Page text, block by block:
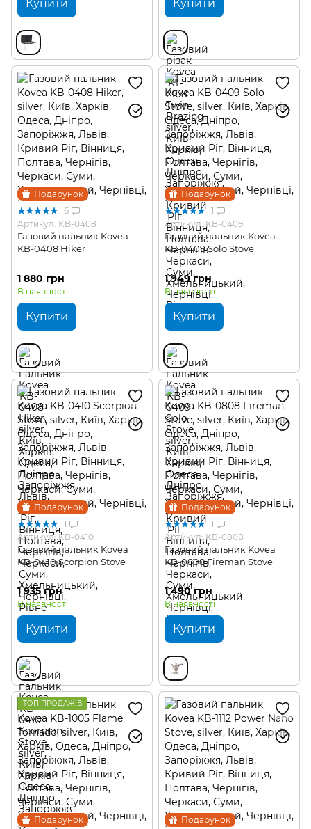
Купити Купити
Подарунок
6
Артикул: KB-0408
Газовий пальник Kovea
KB-0408 Hiker
1 880 грн
В наявності
Купити
Подарунок
1
Артикул: KB-0409
Газовий пальник Kovea
KB-0409 Solo Stove
1 949 грн
В наявності
Купити
Подарунок
1
Артикул: KB-0410
Газовий пальник Kovea
KB-0410 Scorpion Stove
1 935 грн
В наявності
Купити
Подарунок
1
Артикул: KB-0808
Газовий пальник Kovea
KB-0808 Fireman Stove
1 490 грн
В наявності
Купити
Подарунок
ТОП ПРОДАЖІВ
Подарунок